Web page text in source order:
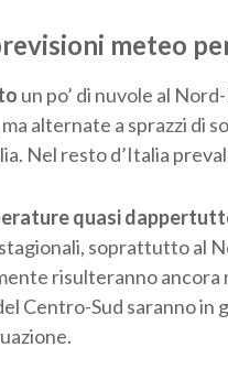
meteo
un po’ di nuvole al
alternate a sprazzi di
Nel resto d’Italia
quasi
soprattutto al
risulteranno ancora
Centro-Sud saranno in